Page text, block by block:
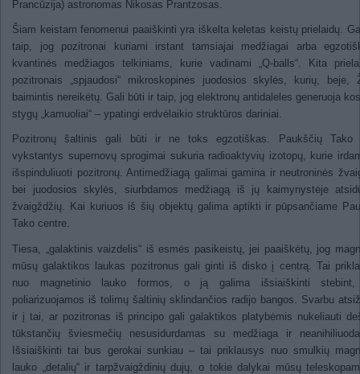
Prancūzija) astronomas Nikosas Prantzosas.
Šiam keistam fenomenui paaiškinti yra iškelta keletas keistų prielaidų.
taip, jog pozitronai kuriami irstant tamsiajai medžiagai arba
kvantinės medžiagos telkiniams, kurie vadinami „Q-balls“. Kita
pozitronais „spjaudosi“ mikroskopinės juodosios skylės, kurių, beje,
baimintis nereikėtų. Gali būti ir taip, jog elektronų antidaleles generuoja
stygų „kamuoliai“ – ypatingi erdvėlaikio struktūros dariniai.
Pozitronų šaltinis gali būti ir ne toks egzotiškas. Paukščių Tako
vykstantys supernovų sprogimai sukuria radioaktyvių izotopų, kurie
išspinduliuoti pozitronų. Antimedžiagą galimai gamina ir neutroninės
bei juodosios skylės, siurbdamos medžiagą iš jų kaimynystėje
žvaigždžių. Kai kuriuos iš šių objektų galima aptikti ir pūpsančiame
Tako centre.
Tiesa, „galaktinis vaizdelis“ iš esmės pasikeistų, jei paaiškėtų, jog
mūsų galaktikos laukas pozitronus gali ginti iš disko į centrą. Tai
nuo magnetinio lauko formos, o ją galima išsiaiškinti
poliarizuojamos iš tolimų šaltinių sklindančios radijo bangos. Svarbu
ir į tai, ar pozitronas iš principo gali galaktikos platybėmis nukeliauti
tūkstančių šviesmečių nesusidurdamas su medžiaga ir
Išsiaiškinti tai bus gerokai sunkiau – tai priklausys nuo smulkių
lauko „detalių“ ir tarpžvaigždinių dujų, o tokie dalykai mūsų